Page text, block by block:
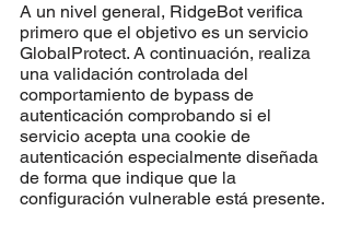
A un nivel general, RidgeBot verifica
primero que el objetivo es un servicio
GlobalProtect. A continuación, realiza
una validación controlada del
comportamiento de bypass de
autenticación comprobando si el
servicio acepta una cookie de
autenticación especialmente diseñada
de forma que indique que la
configuración vulnerable está presente.